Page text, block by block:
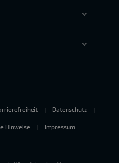
Datenschutz
Hinweise Impressum